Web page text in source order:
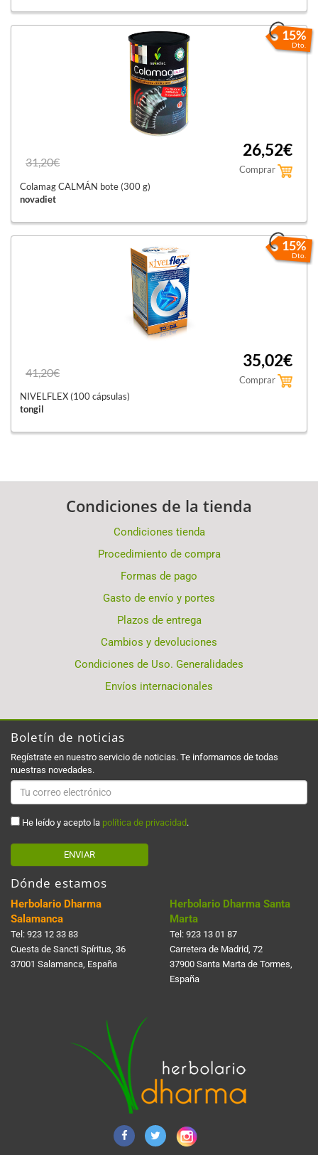
15%
Dto.
31,20€
26,52€
Comprar
Colamag CALMÁN bote (300 g)
novadiet
15%
Dto.
41,20€
35,02€
Comprar
NIVELFLEX (100 cápsulas)
tongil
Condiciones de la tienda
Condiciones tienda
Procedimiento de compra
Formas de pago
Gasto de envío y portes
Plazos de entrega
Cambios y devoluciones
Condiciones de Uso. Generalidades
Envíos internacionales
Boletín de noticias
Regístrate en nuestro servicio de noticias. Te informamos de todas
nuestras novedades.
He leído y acepto la política de privacidad .
ENVIAR
Dónde estamos
Herbolario Dharma
Salamanca
Tel: 923 12 33 83
Cuesta de Sancti Spí­ritus, 36
37001 Salamanca, España
Herbolario Dharma Santa
Marta
Tel: 923 13 01 87
Carretera de Madrid, 72
37900 Santa Marta de Tormes,
España